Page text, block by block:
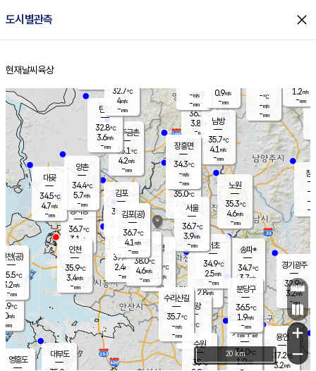
도시별관측 close
홈
현재날씨 육상
의도
℃
m/s
mm
영흥도
양주
36.1℃
3.8
-mm
과천
35.7℃
2.8m/s
- mm
용인
37.2℃
3.2m/s
경기광주
32.9℃
3.2m/s
-mm
대부도
경서동
36.7℃
3.1 m/s
-mm
파주금촌
35.1℃
4.2m/s
-mm
-℃
-m/s
-mm
대곶
34.5℃
4.7m/s
-mm
창
-
-m/
-
탄현
32.8℃
3.6m/s
-mm
1.2m/s
-mm
의왕
- ℃
m/s
mm
김포
35.6℃
-m/s
mm
광명
36.6 ℃
2.3 m/s
-mm
부천
37.4℃
2.4m/s
-mm
양촌
34.4℃
5.7m/s
-mm
구로
38.0℃
4.6m/s
-mm
은평
35.0℃
2.6 m/s
- mm
노원
35.3℃
4.6m/s
-mm
송파*
34.7℃
3.7m/s
-mm
서초
34.9℃
2.5m/s
-mm
남방
35.7℃
4.1 m/s
-mm
기흥구갈
36.0℃
1.9m/s
수리산길
35.7℃
-m/s
-mm
분당구
36.5℃
1.9m/s
-mm
장흥면
34.3℃
-m/s
-mm
-m/s
-mm
인천(공)
35.5℃
3.2m/s
-mm
김포(공)
36.7℃
4.1 m/s
-mm
수원
35℃
인천
35.9℃
3.4m/s
-mm
서울
36.7℃
3.9m/s
-mm
32.7℃
4m/s
-mm
0.9m/s
-mm
+
−
20 km